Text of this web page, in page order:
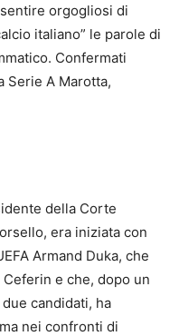
orgogliosi di
italiano” le parole di
Confermati
Serie A Marotta,
della Corte
era iniziata con
Armand Duka, che
e che, dopo un
candidati, ha
nei confronti di